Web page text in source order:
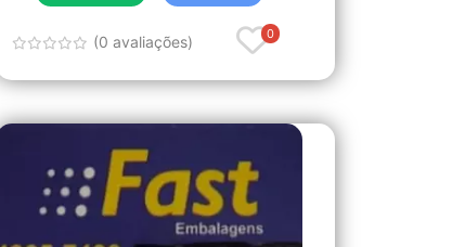
(0 avaliações) 0